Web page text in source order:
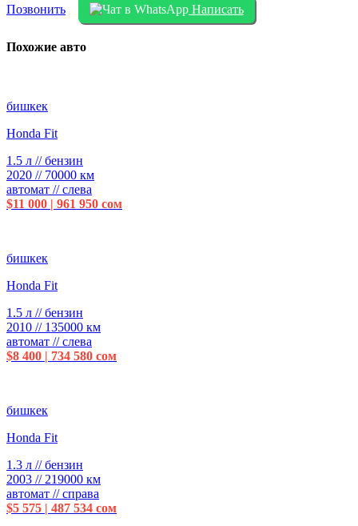
Позвонить Написать
Похожие авто
бишкек
Honda Fit
1.5 л // бензин
2020 // 70000 км
автомат // слева
$11 000 | 961 950 сом
бишкек
Honda Fit
1.5 л // бензин
2010 // 135000 км
автомат // слева
$8 400 | 734 580 сом
бишкек
Honda Fit
1.3 л // бензин
2003 // 219000 км
автомат // справа
$5 575 | 487 534 сом